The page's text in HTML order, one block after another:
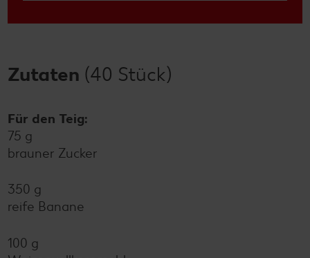
Zutaten (40 Stück)
Für den Teig:
75 g
brauner Zucker
350 g
reife Banane
100 g